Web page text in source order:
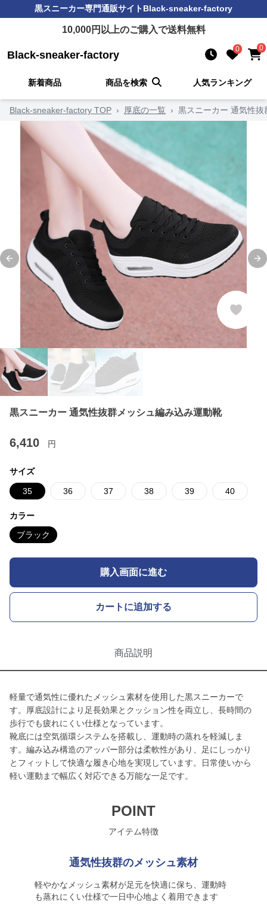
黒スニーカー専門通販サイトBlack-sneaker-factory
10,000円以上のご購入で送料無料
Black-sneaker-factory 0 0
新着商品 商品を検索 人気ランキング
Black-sneaker-factory TOP › 厚底の一覧 › 黒スニーカー 通気性
Previous slide
黒スニーカー 通気性抜群メッシュ編み込み運動靴
6,410 円
サイズ
35 36 37 38 39 40
カラー
ブラック
購入画面に進む
カートに追加する
商品説明
軽量で通気性に優れたメッシュ素材を使用した黒スニーカーで
す。厚底設計により足長効果とクッション性を両立し、長時間の
歩行でも疲れにくい仕様となっています。
靴底には空気循環システムを搭載し、運動時の蒸れを軽減しま
す。編み込み構造のアッパー部分は柔軟性があり、足にしっかり
とフィットして快適な履き心地を実現しています。日常使いから
軽い運動まで幅広く対応できる万能な一足です。
POINT
アイテム特徴
通気性抜群のメッシュ素材
軽やかなメッシュ素材が足元を快適に保ち、運動時
も蒸れにくい仕様で一日中心地よく着用できます